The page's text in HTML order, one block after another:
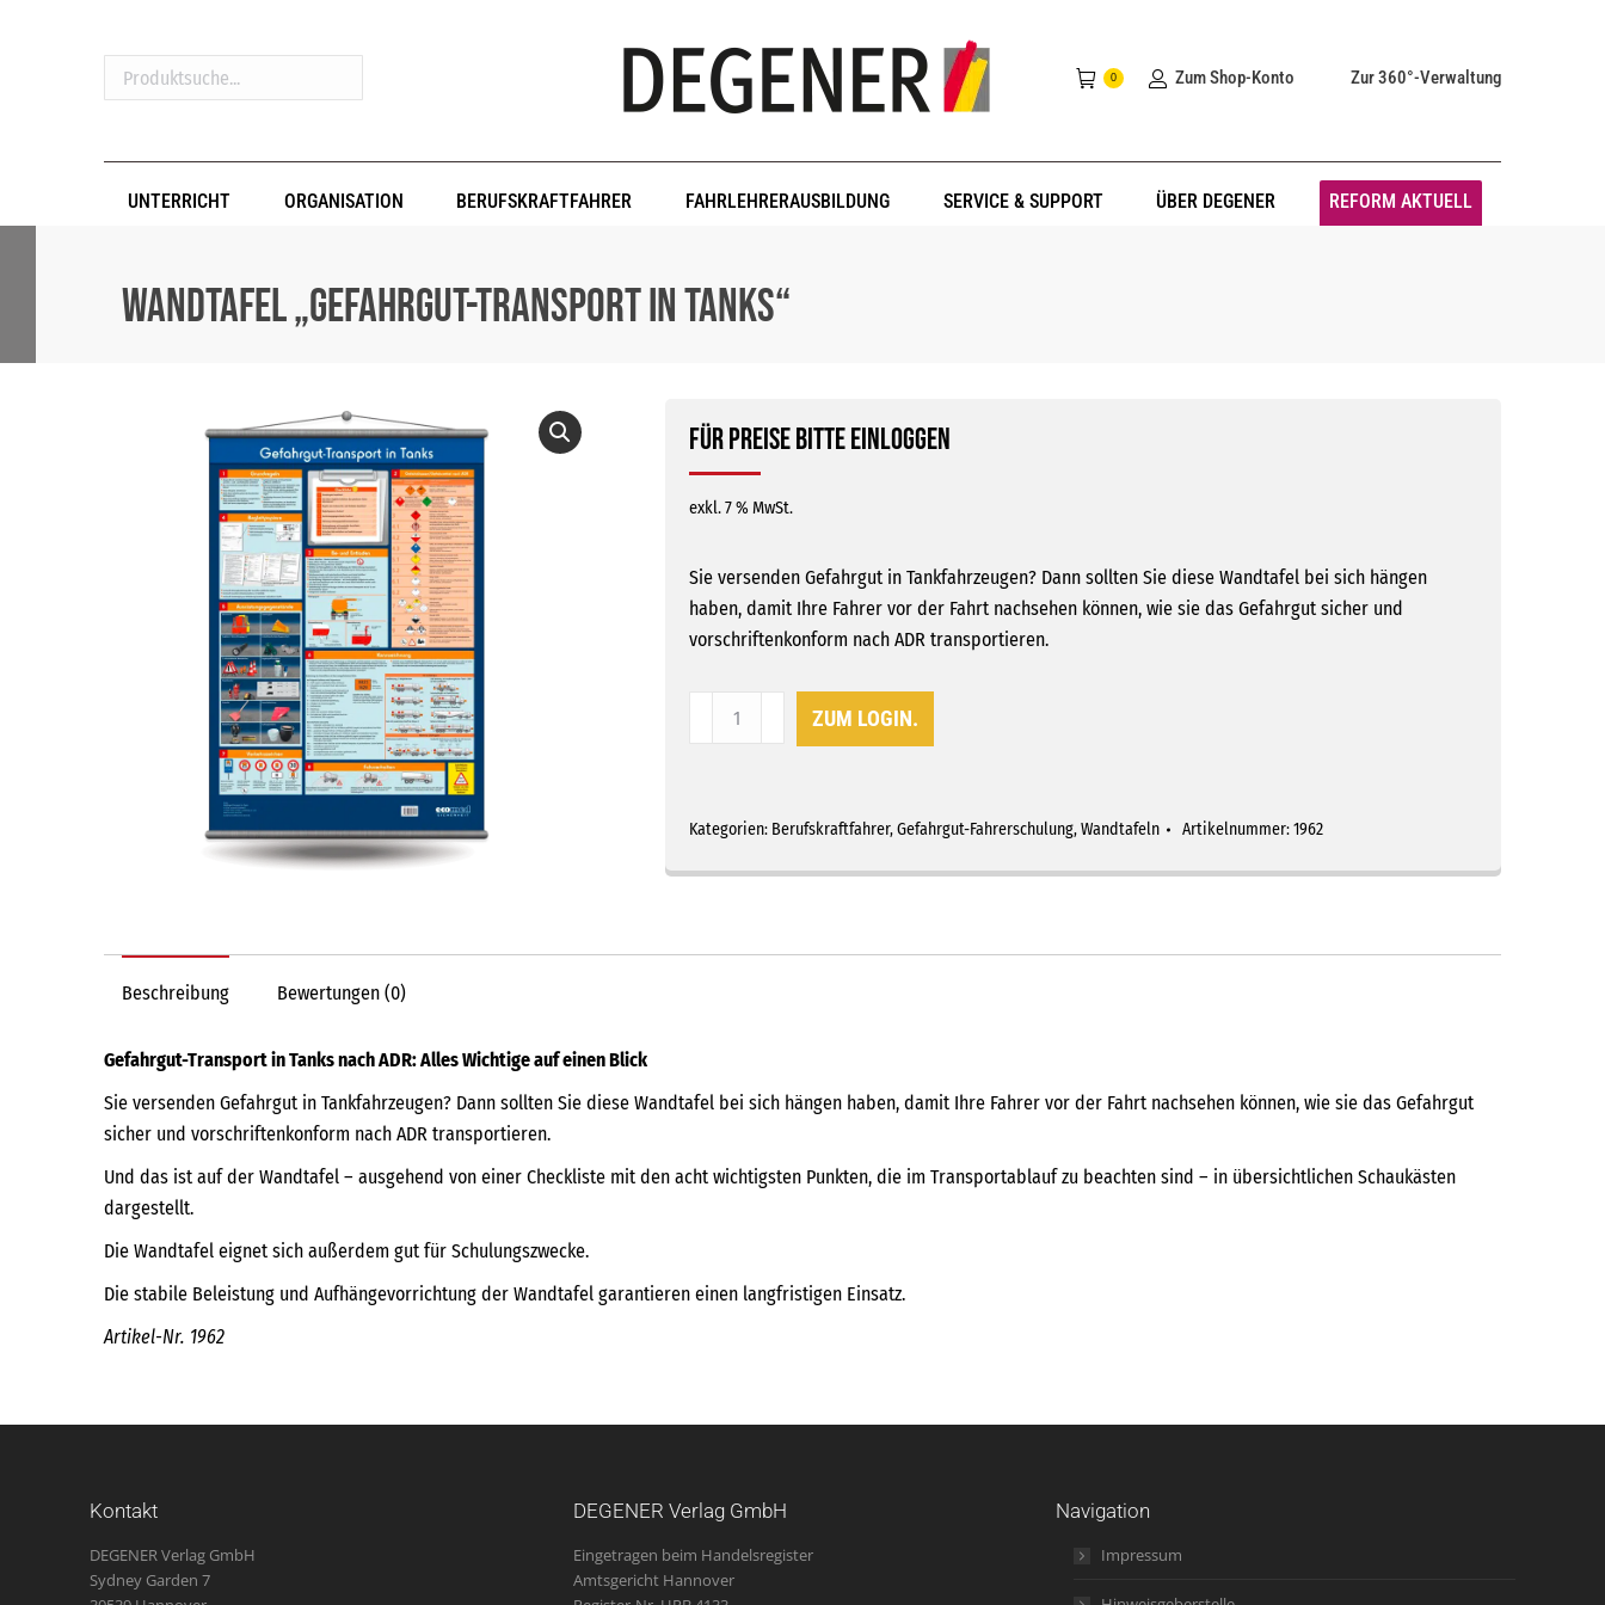
Produktsuche...
0 Zum Shop-Konto Zur 360°-Verwaltung
UNTERRICHT ORGANISATION BERUFSKRAFTFAHRER FAHRLEHRERAUSBILDUNG SERVICE & SUPPORT ÜBER DEGENER REFORM AKTUELL
Wandtafel „Gefahrgut-Transport in Tanks“
Für Preise bitte einloggen
exkl. 7 % MwSt.
Sie versenden Gefahrgut in Tankfahrzeugen? Dann sollten Sie diese Wandtafel bei sich hängen
haben, damit Ihre Fahrer vor der Fahrt nachsehen können, wie sie das Gefahrgut sicher und
vorschriftenkonform nach ADR transportieren.
Tanks"
ZUM LOGIN.
Kategorien: Berufskraftfahrer,Gefahrgut-Fahrerschulung,Wandtafeln Artikelnummer:1962
Beschreibung Bewertungen (0)
Gefahrgut-Transport in Tanks nach ADR: Alles Wichtige auf einen Blick
Sie versenden Gefahrgut in Tankfahrzeugen? Dann sollten Sie diese Wandtafel bei sich hängen haben, damit Ihre Fahrer vor der Fahrt nachsehen können, wie sie das Gefahrgut
sicher und vorschriftenkonform nach ADR transportieren.
Und das ist auf der Wandtafel – ausgehend von einer Checkliste mit den acht wichtigsten Punkten, die im Transportablauf zu beachten sind – in übersichtlichen Schaukästen
dargestellt.
Die Wandtafel eignet sich außerdem gut für Schulungszwecke.
Die stabile Beleistung und Aufhängevorrichtung der Wandtafel garantieren einen langfristigen Einsatz.
Artikel-Nr. 1962
Kontakt
DEGENER Verlag GmbH
Sydney Garden 7
DEGENER Verlag GmbH
Eingetragen beim Handelsregister
Amtsgericht Hannover
Navigation
Impressum